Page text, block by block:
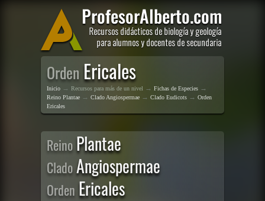
Orden Ericales
Inicio → Recursos para más de un nivel → Fichas de Especies →
Reino Plantae → Clado Angiospermae → Clado Eudicots → Orden
Ericales
ReinoPlantae
CladoAngiospermae
Orden Ericales